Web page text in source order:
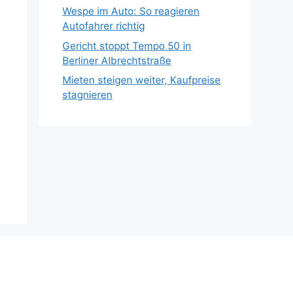
Wespe im Auto: So reagieren
Autofahrer richtig
Gericht stoppt Tempo 50 in
Berliner Albrechtstraße
Mieten steigen weiter, Kaufpreise
stagnieren